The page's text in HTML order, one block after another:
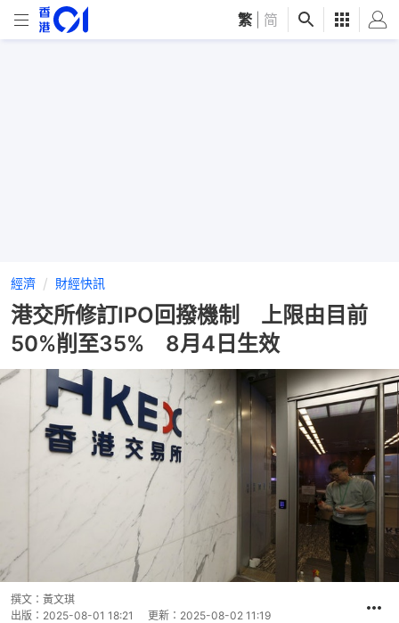
繁 简
經濟 財經快訊
港交所修訂IPO回撥機制 上限由目前
50%削至35% 8月4日生效
撰文： 黃文琪
出版： 2025-08-01 18:21 更新： 2025-08-02 11:19